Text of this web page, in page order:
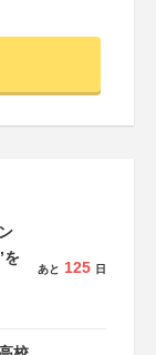
を
あと 125 日